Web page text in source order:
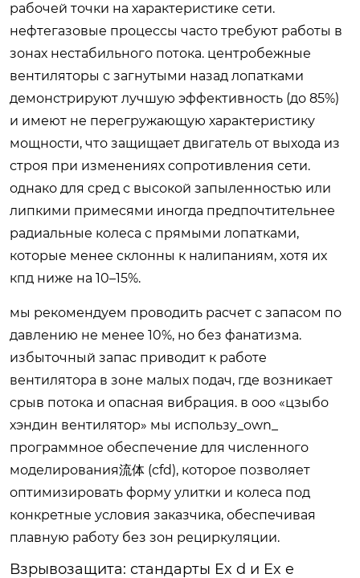
рабочей точки на характеристике сети.
нефтегазовые процессы часто требуют работы в
зонах нестабильного потока. центробежные
вентиляторы с загнутыми назад лопатками
демонстрируют лучшую эффективность (до 85%)
и имеют не перегружающую характеристику
мощности, что защищает двигатель от выхода из
строя при изменениях сопротивления сети.
однако для сред с высокой запыленностью или
липкими примесями иногда предпочтительнее
радиальные колеса с прямыми лопатками,
которые менее склонны к налипаниям, хотя их
кпд ниже на 10–15%.
мы рекомендуем проводить расчет с запасом по
давлению не менее 10%, но без фанатизма.
избыточный запас приводит к работе
вентилятора в зоне малых подач, где возникает
срыв потока и опасная вибрация. в ооо «цзыбо
хэндин вентилятор» мы использу_own_
программное обеспечение для численного
моделирования流体 (cfd), которое позволяет
оптимизировать форму улитки и колеса под
конкретные условия заказчика, обеспечивая
плавную работу без зон рециркуляции.
Взрывозащита: стандарты Ex d и Ex e